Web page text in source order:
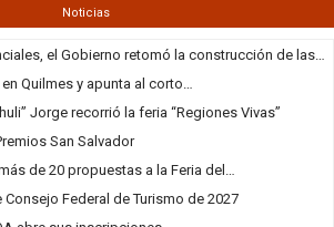
Noticias
el Gobierno retomó la construcción de las…
Quilmes y apunta al corto…
Jorge recorrió la feria “Regiones Vivas”
San Salvador
de 20 propuestas a la Feria del …
Federal de Turismo de 2027